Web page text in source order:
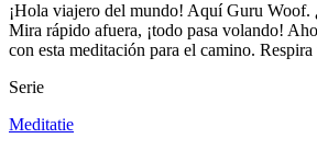
¡Hola viajero del mundo! Aquí Guru Woof.
Mira rápido afuera, ¡todo pasa volando!
con esta meditación para el camino.
Serie
Meditatie